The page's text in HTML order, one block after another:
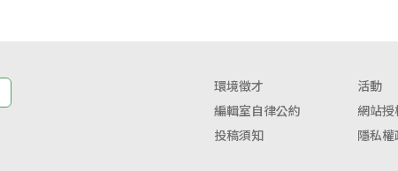
環境徵才
活動
編輯室自律公約
網站
投稿須知
隱私